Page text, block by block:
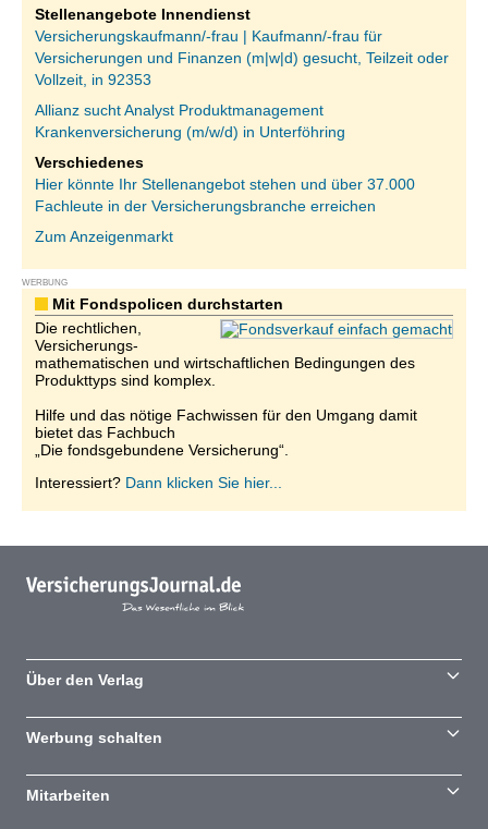
Stellenangebote Innendienst
Versicherungskaufmann/-frau | Kaufmann/-frau für
Versicherungen und Finanzen (m|w|d) gesucht, Teilzeit oder
Vollzeit, in 92353
Allianz sucht Analyst Produktmanagement
Krankenversicherung (m/w/d) in Unterföhring
Verschiedenes
Hier könnte Ihr Stellenangebot stehen und über 37.000
Fachleute in der Versicherungsbranche erreichen
Zum Anzeigenmarkt
WERBUNG
Mit Fondspolicen durchstarten
Die rechtlichen,
Versicherungs-
mathematischen und wirtschaftlichen Bedingungen des
Produkttyps sind komplex.
Hilfe und das nötige Fachwissen für den Umgang damit
bietet das Fachbuch
„Die fondsgebundene Versicherung“.
Interessiert? Dann klicken Sie hier...
Über den Verlag
Werbung schalten
Mitarbeiten